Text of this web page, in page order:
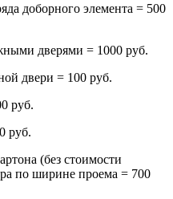
доборного элемента = 500
дверями = 1000 руб.
двери = 100 руб.
руб.
руб.
(без стоимости
по ширине проема = 700